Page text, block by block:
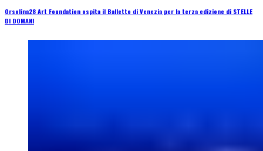
Orsolina28 Art Foundation ospita il Balletto di Venezia per la terza edizione di STELLE
DI DOMANI